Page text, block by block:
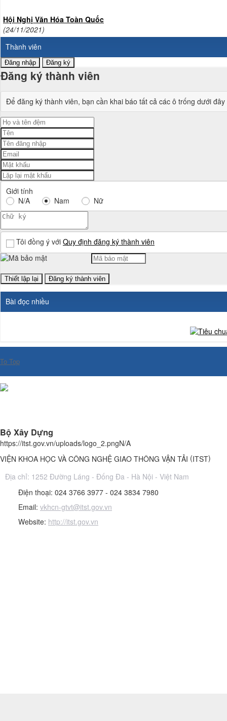
Hội Nghị Văn Hóa Toàn Quốc
(24/11/2021)
Thành viên
Đăng nhập Đăng ký
Đăng ký thành viên
Để đăng ký thành viên, bạn cần khai báo tất cả các ô trống dưới đây
Giới tính
N/A
Nam Nữ
Tôi đồng ý với Quy định đăng ký thành viên
Bài đọc nhiều
To Top
Bộ Xây Dựng
https://itst.gov.vn/uploads/logo_2.pngN/A
VIỆN KHOA HỌC VÀ CÔNG NGHỆ GIAO THÔNG VẬN TẢI (ITST)
Địa chỉ: 1252 Đường Láng - Đống Đa - Hà Nội - Việt Nam
Điện thoại: 024 3766 3977 - 024 3834 7980
Email: vkhcn-gtvt@itst.gov.vn
Website: http://itst.gov.vn